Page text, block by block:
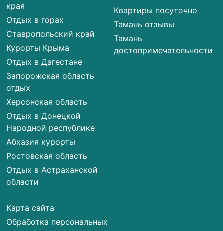
края
Отдых в горах
Ставропольский край
Курорты Крыма
Отдых в Дагестане
Запорожская область
отдых
Херсонская область
Отдых в Донецкой
Народной республике
Абхазия курорты
Ростовская область
Отдых в Астраханской
области
Карта сайта
Обработка персональных
Квартиры посуточно
Тамань отзывы
Тамань
достопримечательности